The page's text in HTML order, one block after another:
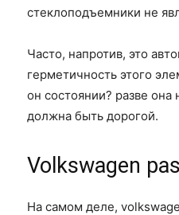
стеклоподъемники не
Часто, напротив, это
герметичность этого
он состоянии? разве
должна быть дорогой.
Volkswagen
На самом деле,